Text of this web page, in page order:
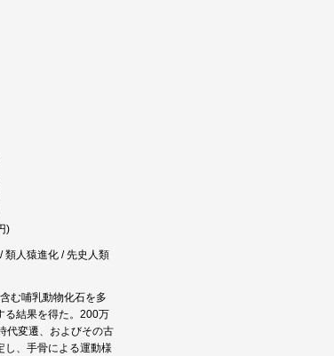
)
類人猿進化 / 先史人類
む哺乳動物化石を多
る結果を得た。200万
代変遷、およびその古
し、手骨による運動様